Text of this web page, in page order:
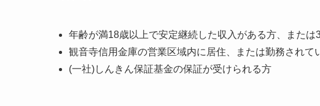
年齢が満18歳以上で安定継続した収入がある方、また
観音寺信用金庫の営業区域内に居住、または勤務されて
(一社)しんきん保証基金の保証が受けられる方